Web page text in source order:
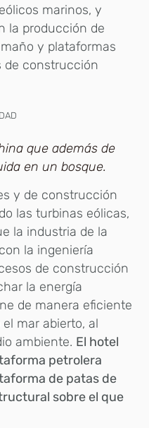
marinos, y
la producción de
y plataformas
de construcción
que además de
en un bosque.
y de construcción
las turbinas eólicas,
la industria de la
la ingeniería
de construcción
la energía
de manera eficiente
mar abierto, al
ambiente. El hotel
petrolera
de patas de
sobre el que